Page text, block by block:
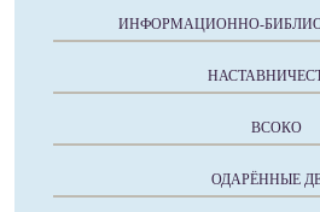
ИНФОРМАЦИОННО-
ВСОКО
ОДАРЁННЫЕ